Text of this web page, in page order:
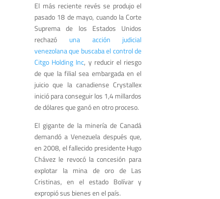
El más reciente revés se produjo el
pasado 18 de mayo, cuando la Corte
Suprema de los Estados Unidos
rechazó una acción judicial
venezolana que buscaba el control de
Citgo Holding Inc, y reducir el riesgo
de que la filial sea embargada en el
juicio que la canadiense Crystallex
inició para conseguir los 1,4 millardos
de dólares que ganó en otro proceso.
El gigante de la minería de Canadá
demandó a Venezuela después que,
en 2008, el fallecido presidente Hugo
Chávez le revocó la concesión para
explotar la mina de oro de Las
Cristinas, en el estado Bolívar y
expropió sus bienes en el país.